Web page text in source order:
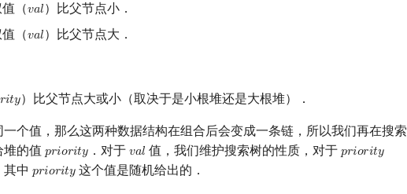
（𝑣𝑎𝑙
val）比父节点小．
（𝑣𝑎𝑙
val）比父节点大．
𝑟𝑖𝑡𝑦）比父节点大或小（取决于是小根堆还是大根堆）．
个值，那么这两种数据结构在组合后会变成一条链，所以我们再在搜索
堆的值 𝑝𝑟𝑖𝑜𝑟𝑖𝑡𝑦
priority．对于 𝑣𝑎𝑙
val 值，我们维护搜索树的性质，对于𝑝𝑟𝑖𝑜𝑟𝑖𝑡𝑦
priority
中 𝑝𝑟𝑖𝑜𝑟𝑖𝑡𝑦
priority这个值是随机给出的．